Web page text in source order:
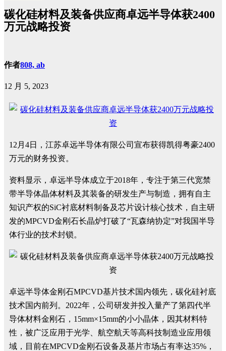
碳化硅材料及装备供应商卓远半导体获2400
万元战略投资
作者808, ab
12 月 5, 2023
12月4日，江苏卓远半导体有限公司宣布获得凯得粤豪2400
万元的财务投资。
资料显示，卓远半导体成立于2018年，专注于第三代宽禁
带半导体晶体材料及其装备的研发生产与制造，拥有自主
知识产权的SiC衬底材料制备及芯片设计核心技术，自主研
发的MPCVD金刚石长晶炉打破了“瓦森纳协定”对我国半导
体行业的技术封锁。
卓远半导体金刚石MPCVD基片技术国内领先，碳化硅衬底
技术国内前列。2022年，公司研发并投入量产了第四代半
导体材料金刚石，15mm×15mm的小小晶体，因其材料特
性，被广泛应用于光学、航空航天等高科技制造业应用领
域，目前在MPCVD金刚石设备及基片市场占有率达35%，